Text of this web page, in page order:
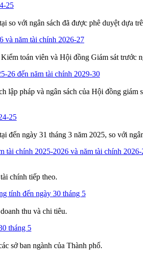
25
so với ngân sách đã được phê duyệt dựa
và năm tài chính 2026-27
toán viên và Hội đồng Giám sát trước
26 đến năm tài chính 2029-30
lập pháp và ngân sách của Hội đồng
25
đến ngày 31 tháng 3 năm 2025, so với
tài chính 2025-2026 và năm tài chính
chính tiếp theo.
tính đến ngày 30 tháng 5
thu và chi tiêu.
tháng 5
sở ban ngành của Thành phố.